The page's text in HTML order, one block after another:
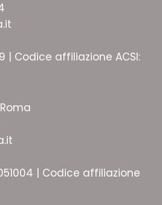
| Codice affiliazione ACSI:
| Codice affiliazione